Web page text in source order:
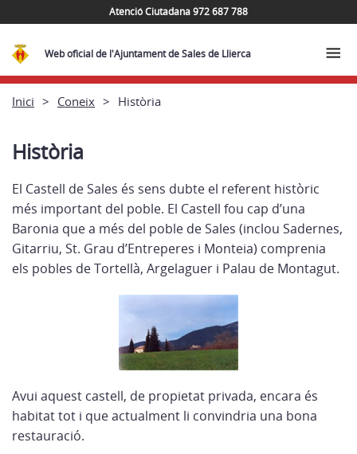
Atenció Ciutadana 972 687 788
Web oficial de l'Ajuntament de Sales de Llierca
Inici Coneix Història
Història
El Castell de Sales és sens dubte el referent històric
més important del poble. El Castell fou cap d’una
Baronia que a més del poble de Sales (inclou Sadernes,
Gitarriu, St. Grau d’Entreperes i Monteia) comprenia
els pobles de Tortellà, Argelaguer i Palau de Montagut.
Avui aquest castell, de propietat privada, encara és
habitat tot i que actualment li convindria una bona
restauració.